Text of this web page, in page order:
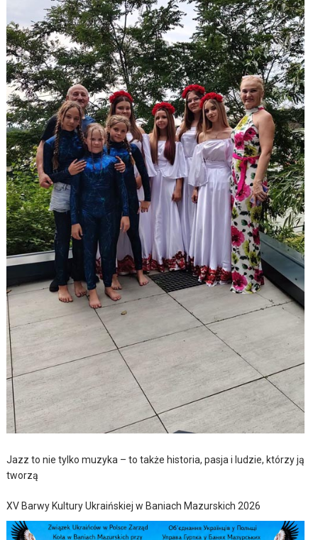
Jazz to nie tylko muzyka – to także historia, pasja i ludzie, którzy ją
tworzą
XV Barwy Kultury Ukraińskiej w Baniach Mazurskich 2026